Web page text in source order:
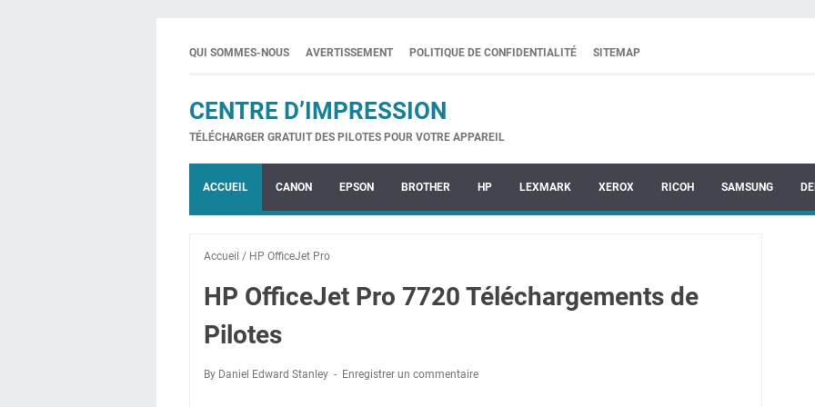
QUI SOMMES-NOUS AVERTISSEMENT POLITIQUE DE CONFIDENTIALITÉ SITEMAP
CENTRE D’IMPRESSION
TÉLÉCHARGER GRATUIT DES PILOTES POUR VOTRE APPAREIL
ACCUEIL CANON EPSON BROTHER HP LEXMARK XEROX RICOH SAMSUNG
Accueil / HP OfficeJet Pro
HP OfficeJet Pro 7720 Téléchargements de
Pilotes
By Daniel Edward Stanley Enregistrer un commentaire